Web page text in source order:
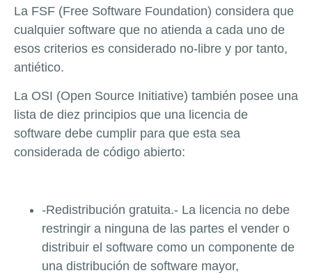
La FSF (Free Software Foundation) considera que
cualquier software que no atienda a cada uno de
esos criterios es considerado no-libre y por tanto,
antiético.
La OSI (Open Source Initiative) también posee una
lista de diez principios que una licencia de
software debe cumplir para que esta sea
considerada de código abierto:
-Redistribución gratuita.- La licencia no debe
restringir a ninguna de las partes el vender o
distribuir el software como un componente de
una distribución de software mayor,